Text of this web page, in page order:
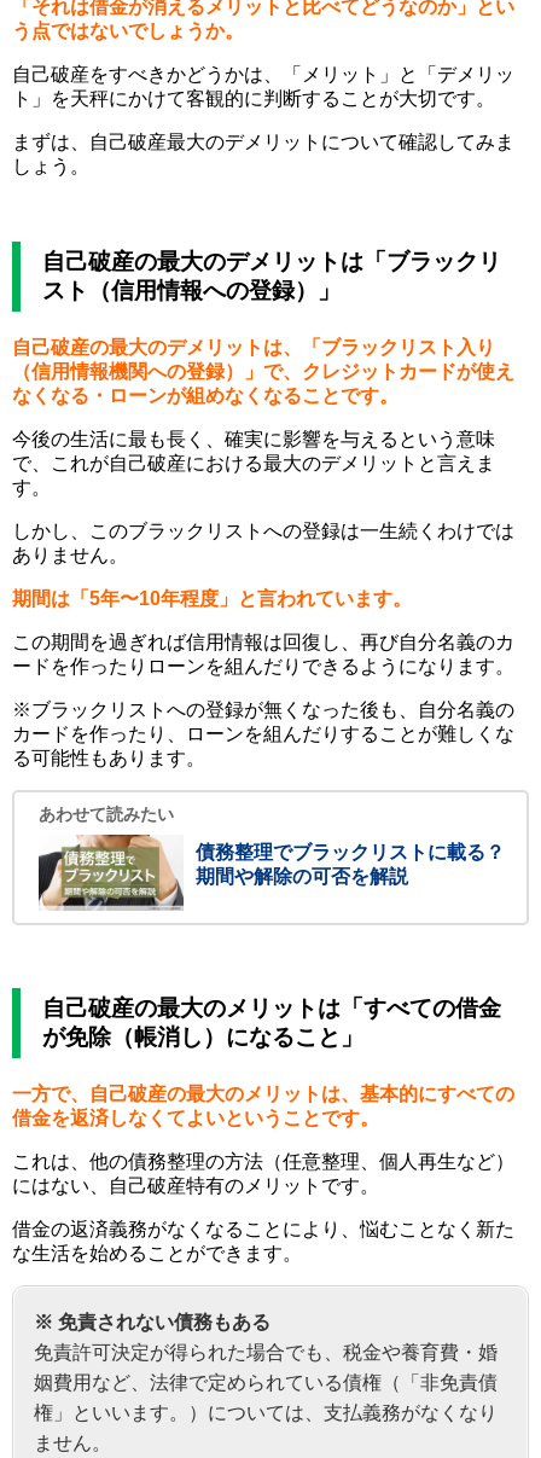
「それは借金が消えるメリットと比べてどうなのか」とい
う点ではないでしょうか。
自己破産をすべきかどうかは、「メリット」と「デメリッ
ト」を天秤にかけて客観的に判断することが大切です。
まずは、自己破産最大のデメリットについて確認してみま
しょう。
自己破産の最大のデメリットは「ブラックリ
スト（信用情報への登録）」
自己破産の最大のデメリットは、「ブラックリスト入り
（信用情報機関への登録）」で、クレジットカードが使え
なくなる・ローンが組めなくなることです。
今後の生活に最も長く、確実に影響を与えるという意味
で、これが自己破産における最大のデメリットと言えま
す。
しかし、このブラックリストへの登録は一生続くわけでは
ありません。
期間は「5年〜10年程度」と言われています。
この期間を過ぎれば信用情報は回復し、再び自分名義のカ
ードを作ったりローンを組んだりできるようになります。
※ブラックリストへの登録が無くなった後も、自分名義の
カードを作ったり、ローンを組んだりすることが難しくな
る可能性もあります。
あわせて読みたい
債務整理でブラックリストに載る？
期間や解除の可否を解説
自己破産の最大のメリットは「すべての借金
が免除（帳消し）になること」
一方で、自己破産の最大のメリットは、基本的にすべての
借金を返済しなくてよいということです。
これは、他の債務整理の方法（任意整理、個人再生など）
にはない、自己破産特有のメリットです。
借金の返済義務がなくなることにより、悩むことなく新た
な生活を始めることができます。
※ 免責されない債務もある
免責許可決定が得られた場合でも、税金や養育費・婚
姻費用など、法律で定められている債権（「非免責債
権」といいます。）については、支払義務がなくなり
ません。